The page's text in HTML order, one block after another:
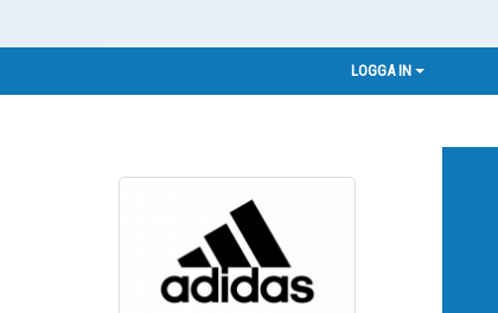
LOGGA IN